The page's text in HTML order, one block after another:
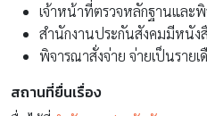
เจ้าหน้าที่ตรวจหลักฐานและ
สำนักงานประกันสังคมมีหนัง
พิจารณาสั่งจ่าย จ่ายเป็นรายเ
สถานที่ยื่นเรื่อง